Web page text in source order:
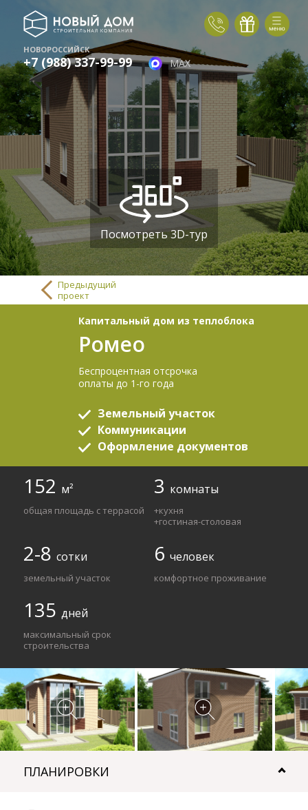
НОВОРОССИЙСК
+7 (988) 337-99-99 MAX
Посмотреть 3D-тур
Предыдущий
проект
Капитальный дом из теплоблока
Ромео
Беспроцентная отсрочка
оплаты до 1-го года
Земельный участок
Коммуникации
Оформление документов
152 м²
общая площадь с террасой
3 комнаты
+кухня
+гостиная-столовая
2-8 сотки
земельный участок
6 человек
комфортное проживание
135 дней
максимальный срок
строительства
ПЛАНИРОВКИ